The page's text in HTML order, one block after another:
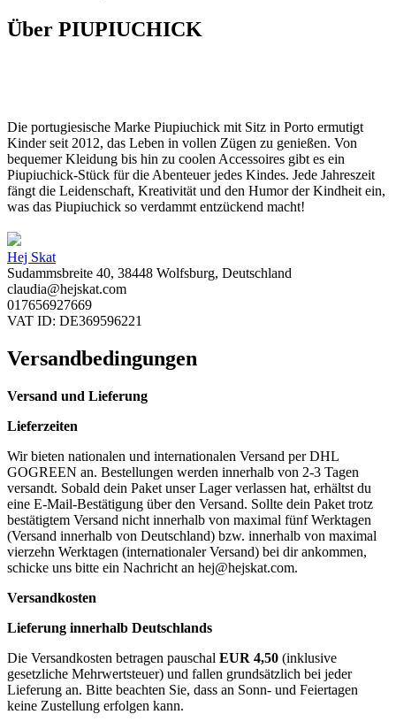
Über PIUPIUCHICK
Die portugiesische Marke Piupiuchick mit Sitz in Porto ermutigt
Kinder seit 2012, das Leben in vollen Zügen zu genießen. Von
bequemer Kleidung bis hin zu coolen Accessoires gibt es ein
Piupiuchick-Stück für die Abenteuer jedes Kindes. Jede Jahreszeit
fängt die Leidenschaft, Kreativität und den Humor der Kindheit ein,
was das Piupiuchick so verdammt entzückend macht!
Hej Skat
Sudammsbreite 40, 38448 Wolfsburg, Deutschland
claudia@hejskat.com
017656927669
VAT ID: DE369596221
Versandbedingungen
Versand und Lieferung
Lieferzeiten
Wir bieten nationalen und internationalen Versand per DHL
GOGREEN an. Bestellungen werden innerhalb von 2-3 Tagen
versandt. Sobald dein Paket unser Lager verlassen hat, erhältst du
eine E-Mail-Bestätigung über den Versand. Sollte dein Paket trotz
bestätigtem Versand nicht innerhalb von maximal fünf Werktagen
(Versand innerhalb von Deutschland) bzw. innerhalb von maximal
vierzehn Werktagen (internationaler Versand) bei dir ankommen,
schicke uns bitte ein Nachricht an hej@hejskat.com.
Versandkosten
Lieferung innerhalb Deutschlands
Die Versandkosten betragen pauschal EUR 4,50 (inklusive
gesetzliche Mehrwertsteuer) und fallen grundsätzlich bei jeder
Lieferung an. Bitte beachten Sie, dass an Sonn- und Feiertagen
keine Zustellung erfolgen kann.